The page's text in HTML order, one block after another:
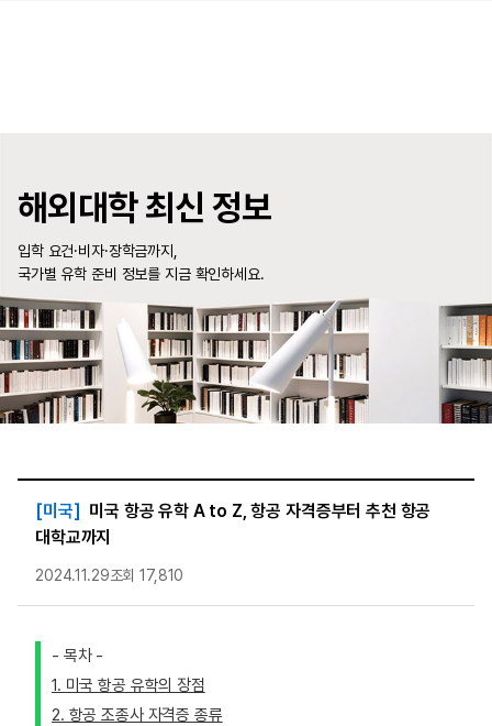
해외대학 최신 정보
입학 요건·비자·장학금까지,
국가별 유학 준비 정보를 지금 확인하세요.
[미국] 미국 항공 유학 A to Z, 항공 자격증부터 추천 항공
대학교까지
2024.11.29조회 17,810
- 목차 -
1. 미국 항공 유학의 장점
2. 항공 조종사 자격증 종류